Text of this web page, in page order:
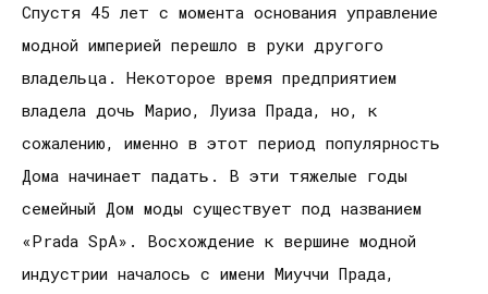
Спустя 45 лет с момента основания управление
модной империей перешло в руки другого
владельца. Некоторое время предприятием
владела дочь Марио, Луиза Прада, но, к
сожалению, именно в этот период популярность
Дома начинает падать. В эти тяжелые годы
семейный Дом моды существует под названием
«Prada SpA». Восхождение к вершине модной
индустрии началось с имени Миуччи Прада,